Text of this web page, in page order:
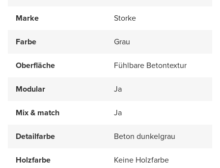
Marke Storke
Farbe Grau
Oberfläche Fühlbare Betontextur
Modular Ja
Mix & match Ja
Detailfarbe Beton dunkelgrau
Holzfarbe Keine Holzfarbe